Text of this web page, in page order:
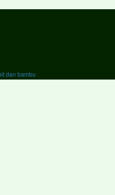
dan bambu
#BandungBarat #Bekasi #Bogor